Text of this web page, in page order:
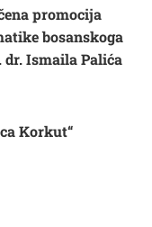
promocija
bosanskoga
Ismaila Palića
Korkut“